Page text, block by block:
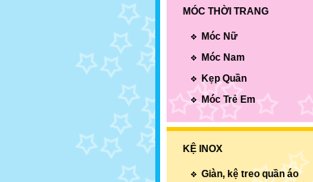
MÓC THỜI TRANG
Móc Nữ
Móc Nam
Kẹp Quần
Móc Trẻ Em
KỆ INOX
Giàn, kệ treo quần áo